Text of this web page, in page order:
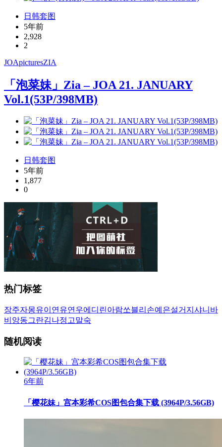
日韩套图
5年前
2,928
2
JOApicturesZIA
「泡菜妹」Zia – JOA 21. JANUARY
Vol.1(53P/398MB)
日韩套图
5年前
1,877
0
热门标签
장주자몽유이 연유연우에디린아람쏘블리 손예은설거지 샤니 바
비앙동그란김나정 고말숙
随机阅读
6年前
「樱花妹」宫本彩希COS图包合集下载 (3964P/3.56GB)